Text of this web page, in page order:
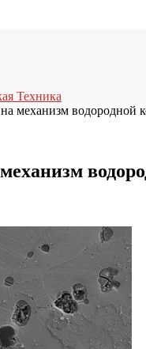
Техника
механизм водородной